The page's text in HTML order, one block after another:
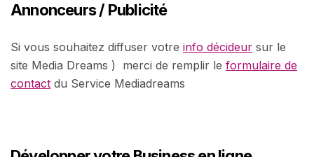
Annonceurs / Publicité
Si vous souhaitez diffuser votre info décideur sur le
site Media Dreams ) merci de remplir le formulaire de
contact du Service Mediadreams